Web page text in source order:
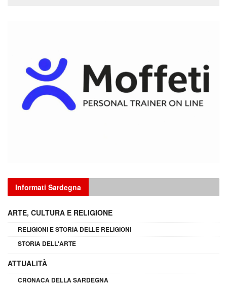
Informati Sardegna
ARTE, CULTURA E RELIGIONE
RELIGIONI E STORIA DELLE RELIGIONI
STORIA DELL'ARTE
ATTUALITÀ
CRONACA DELLA SARDEGNA